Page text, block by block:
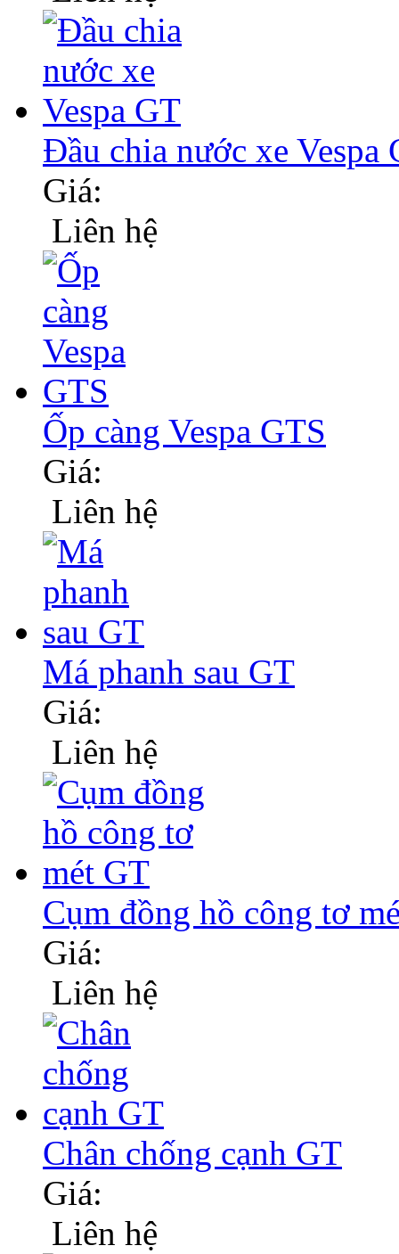
Đầu chia nước xe Vespa
Giá:
Liên hệ
Ốp càng Vespa GTS
Giá:
Liên hệ
Má phanh sau GT
Giá:
Liên hệ
Cụm đồng hồ công tơ
Giá:
Liên hệ
Chân chống cạnh GT
Giá:
Liên hệ